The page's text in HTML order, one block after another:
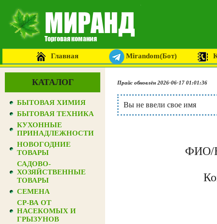
Главная Mirandom(Бот)
КАТАЛОГ
БЫТОВАЯ ХИМИЯ
БЫТОВАЯ ТЕХНИКА
КУХОННЫЕ
ПРИНАДЛЕЖНОСТИ
НОВОГОДНИЕ
ТОВАРЫ
САДОВО-
ХОЗЯЙСТВЕННЫЕ
ТОВАРЫ
СЕМЕНА
СР-ВА ОТ
НАСЕКОМЫХ И
ГРЫЗУНОВ
Прайс обновлён 2026-06-17 01:01:36
Вы не ввели свое имя
ФИО/